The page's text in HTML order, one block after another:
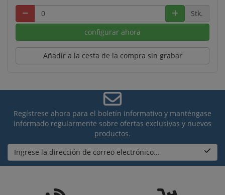
Stk.
configurar ahora
Añadir a la cesta de la compra sin grabar
Regístrese ahora para el boletín informativo y manténgase
informado regularmente sobre ofertas exclusivas y nuevos
productos.
Ingrese la dirección de correo electrónico...